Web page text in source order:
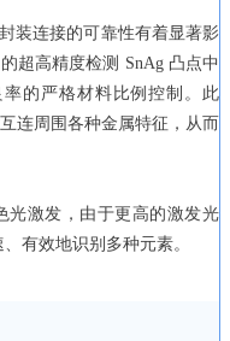
装连接的可靠性有着显著影
超高精度检测 SnAg 凸点中
的严格材料比例控制。此
连周围各种金属特征，从而
光激发，由于更高的激发光
有效地识别多种元素。